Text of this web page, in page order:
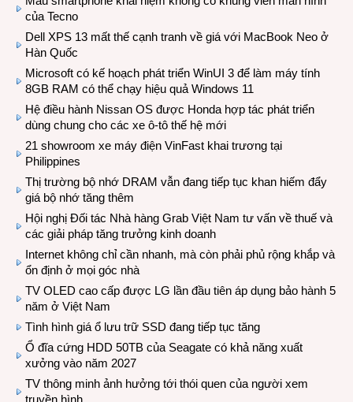
của Tecno
Dell XPS 13 mất thế cạnh tranh về giá với MacBook Neo ở
Hàn Quốc
Microsoft có kế hoạch phát triển WinUI 3 để làm máy tính
8GB RAM có thể chạy hiệu quả Windows 11
Hệ điều hành Nissan OS được Honda hợp tác phát triển
dùng chung cho các xe ô-tô thế hệ mới
21 showroom xe máy điện VinFast khai trương tại
Philippines
Thị trường bộ nhớ DRAM vẫn đang tiếp tục khan hiếm đẩy
giá bộ nhớ tăng thêm
Hội nghị Đối tác Nhà hàng Grab Việt Nam tư vấn về thuế và
các giải pháp tăng trưởng kinh doanh
Internet không chỉ cần nhanh, mà còn phải phủ rộng khắp và
ổn định ở mọi góc nhà
TV OLED cao cấp được LG lần đầu tiên áp dụng bảo hành 5
năm ở Việt Nam
Tình hình giá ổ lưu trữ SSD đang tiếp tục tăng
Ổ đĩa cứng HDD 50TB của Seagate có khả năng xuất
xưởng vào năm 2027
TV thông minh ảnh hưởng tới thói quen của người xem
truyền hình